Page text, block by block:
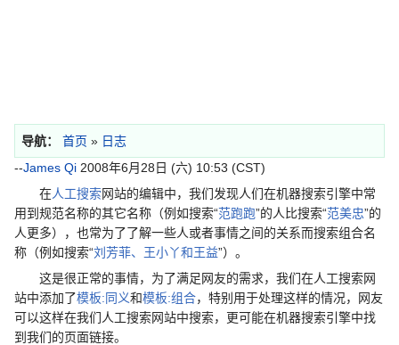
导航： 首页 » 日志
--James Qi 2008年6月28日 (六) 10:53 (CST)
在人工搜索网站的编辑中，我们发现人们在机器搜索引擎中常
用到规范名称的其它名称（例如搜索“范跑跑”的人比搜索“范美忠”的
人更多），也常为了了解一些人或者事情之间的关系而搜索组合名
称（例如搜索“刘芳菲、王小丫和王益”）。
这是很正常的事情，为了满足网友的需求，我们在人工搜索网
站中添加了模板:同义和模板:组合，特别用于处理这样的情况，网友
可以这样在我们人工搜索网站中搜索，更可能在机器搜索引擎中找
到我们的页面链接。